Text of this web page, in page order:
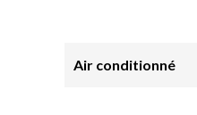
Air conditionné